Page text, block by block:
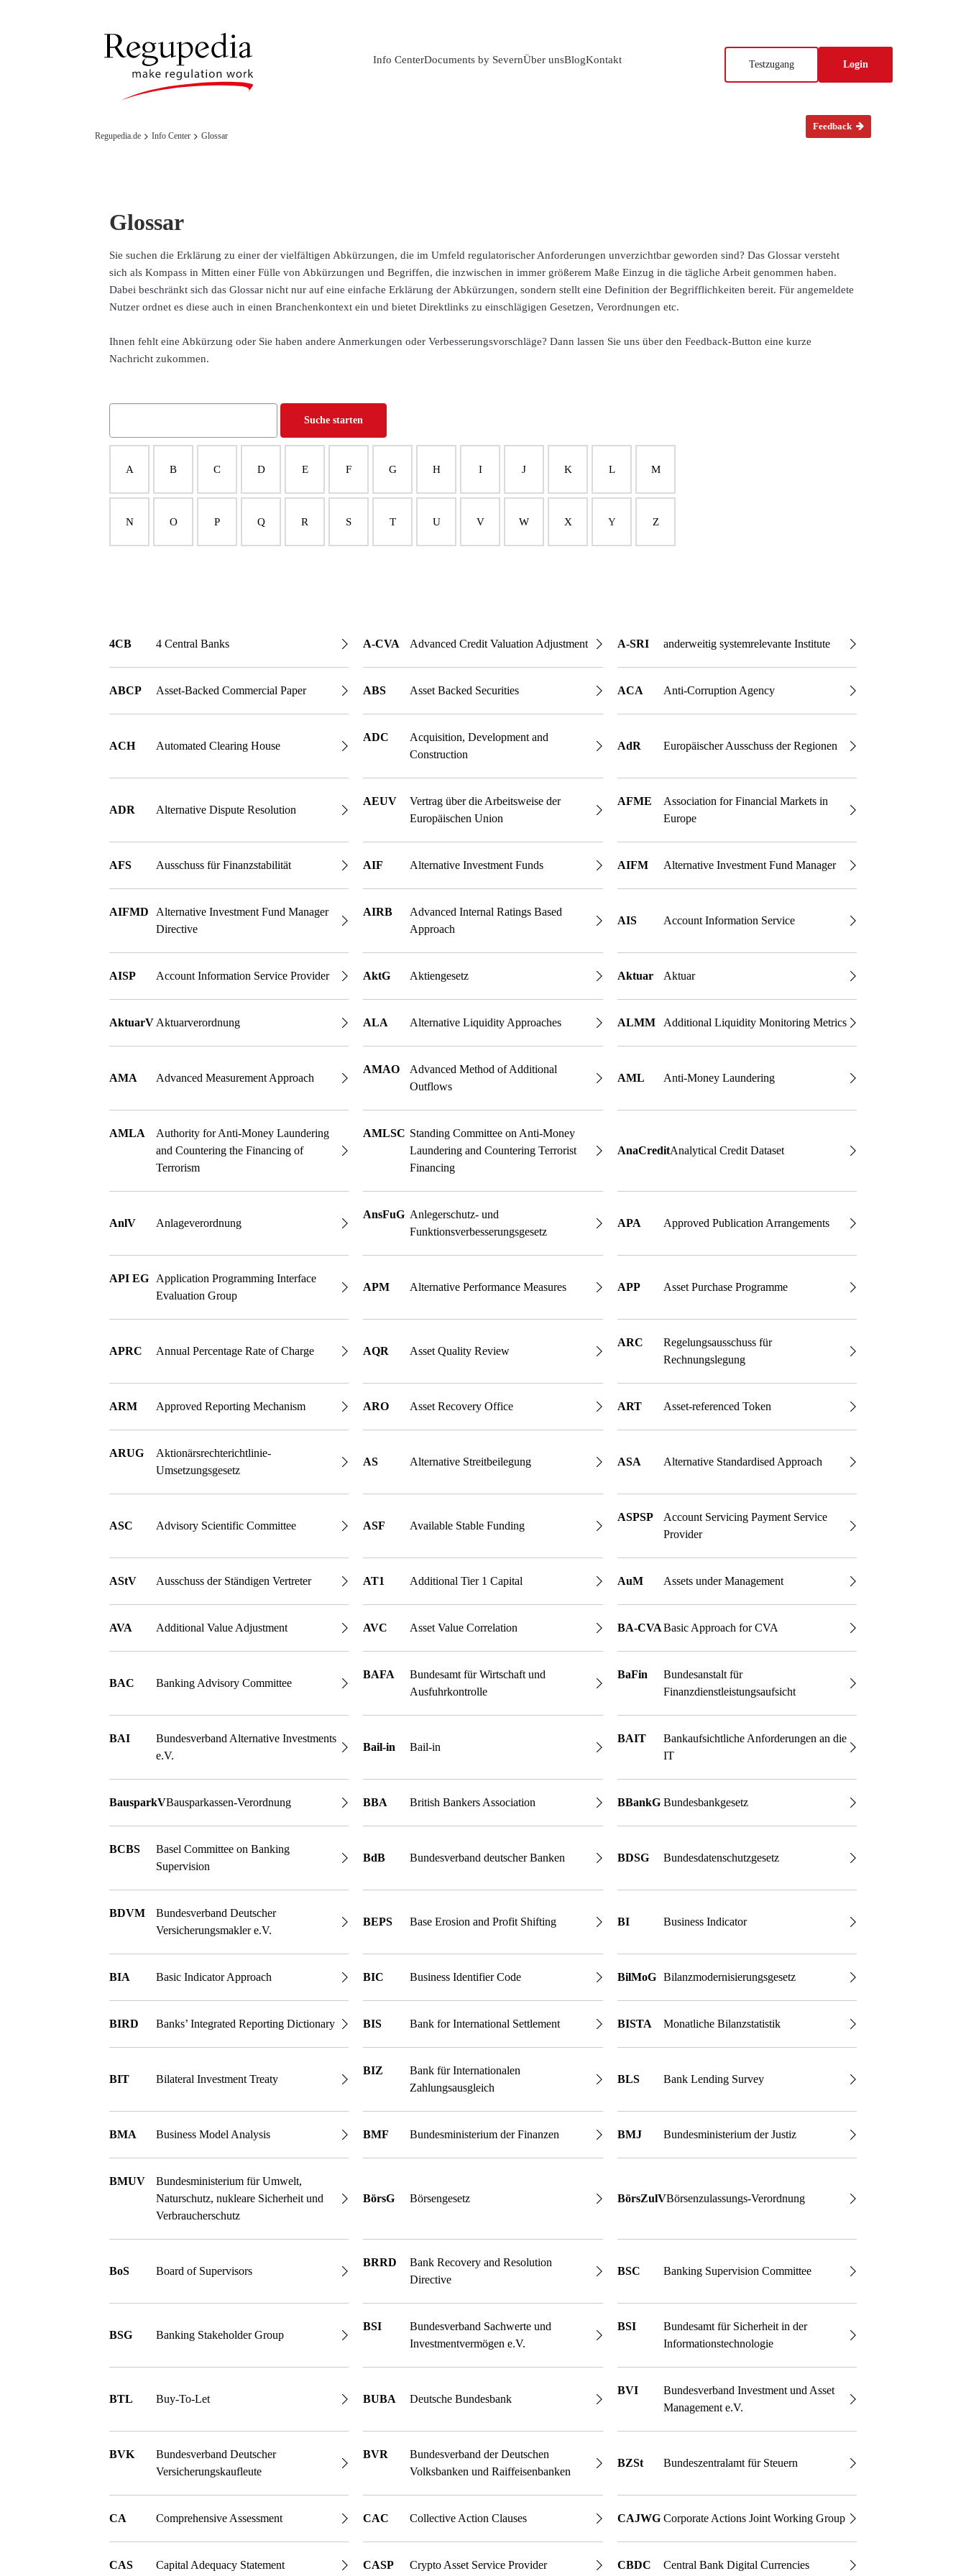
Testzugang Login
Info CenterDocuments by SevernÜber unsBlogKontakt
Regupedia.de Info Center Glossar
Feedback
Glossar
Sie suchen die Erklärung zu einer der vielfältigen Abkürzungen, die im Umfeld regulatorischer Anforderungen unverzichtbar geworden sind? Das Glossar versteht
sich als Kompass in Mitten einer Fülle von Abkürzungen und Begriffen, die inzwischen in immer größerem Maße Einzug in die tägliche Arbeit genommen haben.
Dabei beschränkt sich das Glossar nicht nur auf eine einfache Erklärung der Abkürzungen, sondern stellt eine Definition der Begrifflichkeiten bereit. Für angemeldete
Nutzer ordnet es diese auch in einen Branchenkontext ein und bietet Direktlinks zu einschlägigen Gesetzen, Verordnungen etc.
Ihnen fehlt eine Abkürzung oder Sie haben andere Anmerkungen oder Verbesserungsvorschläge? Dann lassen Sie uns über den Feedback-Button eine kurze
Nachricht zukommen.
A B C D E F G H I J K L M
N O P Q R S T U V W X Y Z
4CB 4 Central Banks A-CVA Advanced Credit Valuation Adjustment A-SRI anderweitig systemrelevante Institute
ABCP Asset-Backed Commercial Paper ABS Asset Backed Securities ACA Anti-Corruption Agency
ACH Automated Clearing House
ADC
Acquisition, Development and
Construction
AdR Europäischer Ausschuss der Regionen
ADR Alternative Dispute Resolution
AEUV
Vertrag über die Arbeitsweise der
Europäischen Union
AFME
Association for Financial Markets in
Europe
AFS Ausschuss für Finanzstabilität AIF Alternative Investment Funds AIFM Alternative Investment Fund Manager
AIFMD
Alternative Investment Fund Manager
Directive
AIRB
Advanced Internal Ratings Based
Approach
AIS Account Information Service
AISP Account Information Service Provider AktG Aktiengesetz Aktuar Aktuar
AktuarV Aktuarverordnung ALA Alternative Liquidity Approaches ALMM Additional Liquidity Monitoring Metrics
AMA Advanced Measurement Approach
AMAO
Advanced Method of Additional
Outflows
AML Anti-Money Laundering
AMLA
Authority for Anti-Money Laundering
and Countering the Financing of
Terrorism
AMLSC Standing Committee on Anti-Money
Laundering and Countering Terrorist
Financing
AnaCreditAnalytical Credit Dataset
AnlV Anlageverordnung
AnsFuG Anlegerschutz- und
Funktionsverbesserungsgesetz
APA Approved Publication Arrangements
API EG
Application Programming Interface
Evaluation Group
APM Alternative Performance Measures APP Asset Purchase Programme
APRC Annual Percentage Rate of Charge AQR Asset Quality Review
ARC
Regelungsausschuss für
Rechnungslegung
ARM Approved Reporting Mechanism ARO Asset Recovery Office ART Asset-referenced Token
ARUG
Aktionärsrechterichtlinie-
Umsetzungsgesetz
AS Alternative Streitbeilegung ASA Alternative Standardised Approach
ASC Advisory Scientific Committee ASF Available Stable Funding
ASPSP
Account Servicing Payment Service
Provider
AStV Ausschuss der Ständigen Vertreter AT1 Additional Tier 1 Capital AuM Assets under Management
AVA Additional Value Adjustment AVC Asset Value Correlation BA-CVABasic Approach for CVA
BAC Banking Advisory Committee
BAFA
Bundesamt für Wirtschaft und
Ausfuhrkontrolle
BaFin
Bundesanstalt für
Finanzdienstleistungsaufsicht
BAI
Bundesverband Alternative Investments
e.V.
Bail-in Bail-in
BAIT
Bankaufsichtliche Anforderungen an die
IT
BausparkVBausparkassen-Verordnung BBA British Bankers Association BBankG Bundesbankgesetz
BCBS
Basel Committee on Banking
Supervision
BdB Bundesverband deutscher Banken BDSG Bundesdatenschutzgesetz
BDVM
Bundesverband Deutscher
Versicherungsmakler e.V.
BEPS Base Erosion and Profit Shifting BI Business Indicator
BIA Basic Indicator Approach BIC Business Identifier Code BilMoG Bilanzmodernisierungsgesetz
BIRD Banks’ Integrated Reporting Dictionary BIS Bank for International Settlement BISTA Monatliche Bilanzstatistik
BIT Bilateral Investment Treaty
BIZ
Bank für Internationalen
Zahlungsausgleich
BLS Bank Lending Survey
BMA Business Model Analysis BMF Bundesministerium der Finanzen BMJ Bundesministerium der Justiz
BMUV
Bundesministerium für Umwelt,
Naturschutz, nukleare Sicherheit und
Verbraucherschutz
BörsG Börsengesetz BörsZulVBörsenzulassungs-Verordnung
BoS Board of Supervisors
BRRD
Bank Recovery and Resolution
Directive
BSC Banking Supervision Committee
BSG Banking Stakeholder Group
BSI
Bundesverband Sachwerte und
Investmentvermögen e.V.
BSI
Bundesamt für Sicherheit in der
Informationstechnologie
BTL Buy-To-Let BUBA Deutsche Bundesbank
BVI
Bundesverband Investment und Asset
Management e.V.
BVK
Bundesverband Deutscher
Versicherungskaufleute
BVR
Bundesverband der Deutschen
Volksbanken und Raiffeisenbanken
BZSt Bundeszentralamt für Steuern
CA Comprehensive Assessment CAC Collective Action Clauses CAJWG Corporate Actions Joint Working Group
CAS Capital Adequacy Statement CASP Crypto Asset Service Provider CBDC Central Bank Digital Currencies